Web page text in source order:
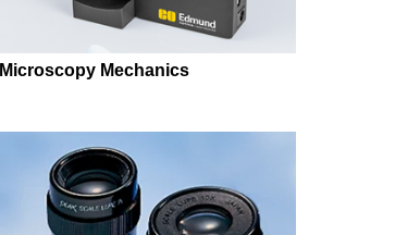
Microscopy Mechanics